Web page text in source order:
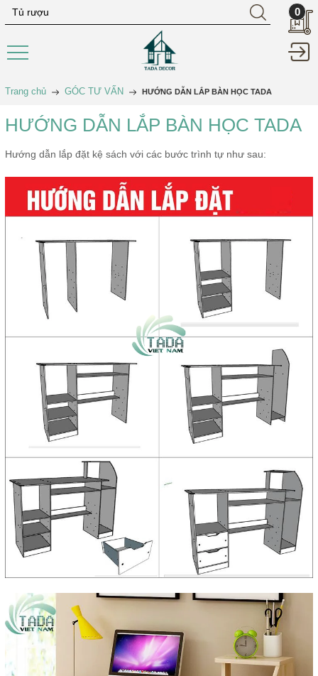
0
Trang chủ GÓC TƯ VẤN HƯỚNG DẪN LẮP BÀN HỌC TADA
HƯỚNG DẪN LẮP BÀN HỌC TADA
Hướng dẫn lắp đặt kệ sách với các bước trình tự như sau: